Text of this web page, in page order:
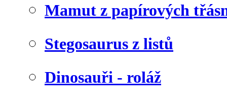
Mamut z papírových
Stegosaurus z listů
Dinosauři - roláž